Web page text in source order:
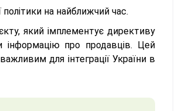
на найближчий час.
який імплементує директиву
про продавців. Цей
для інтеграції України в